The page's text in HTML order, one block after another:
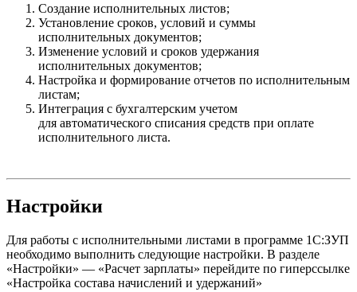
Создание исполнительных листов;
Установление сроков, условий и суммы
исполнительных документов;
Изменение условий и сроков удержания
исполнительных документов;
Настройка и формирование отчетов по исполнительным
листам;
Интеграция с бухгалтерским учетом
для автоматического списания средств при оплате
исполнительного листа.
Настройки
Для работы с исполнительными листами в программе 1С:ЗУП
необходимо выполнить следующие настройки. В разделе
«Настройки» — «Расчет зарплаты» перейдите по гиперссылке
«Настройка состава начислений и удержаний»